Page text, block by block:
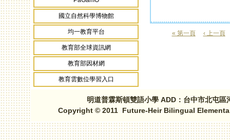
國立自然科學博物館
均一教育平台
教育部全球資訊網
教育部因材網
教育雲數位學習入口
頁面
« 第一頁 ‹ 上一頁
明道普霖斯頓雙語小學 ADD：台中市北屯
Copyright © 2011 Future-Heir Bilingual